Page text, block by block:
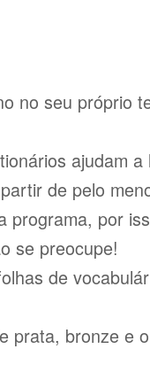
no seu próprio
ajudam
de pelo
programa, por
se preocupe!
de
prata, bronze e